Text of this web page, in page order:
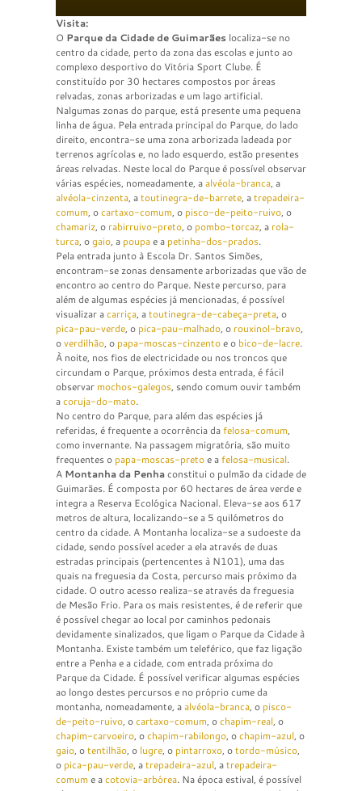
Visita:
O Parque da Cidade de Guimarães localiza-se no
centro da cidade, perto da zona das escolas e junto ao
complexo desportivo do Vitória Sport Clube. É
constituído por 30 hectares compostos por áreas
relvadas, zonas arborizadas e um lago artificial.
Nalgumas zonas do parque, está presente uma pequena
linha de água. Pela entrada principal do Parque, do lado
direito, encontra-se uma zona arborizada ladeada por
terrenos agrícolas e, no lado esquerdo, estão presentes
áreas relvadas. Neste local do Parque é possível observar
várias espécies, nomeadamente, aalvéola-branca, a
alvéola-cinzenta, atoutinegra-de-barrete, atrepadeira-
comum, ocartaxo-comum, o pisco-de-peito-ruivo, o
chamariz, o rabirruivo-preto, o pombo-torcaz, a rola-
turca, ogaio, a poupae a petinha-dos-prados.
Pela entrada junto à Escola Dr. Santos Simões,
encontram-se zonas densamente arborizadas que vão de
encontro ao centro do Parque. Neste percurso, para
além de algumas espécies já mencionadas, é possível
visualizar acarriça, atoutinegra-de-cabeça-preta, o
pica-pau-verde, o pica-pau-malhado, o rouxinol-bravo,
overdilhão, o papa-moscas-cinzentoe o bico-de-lacre.
À noite, nos fios de electricidade ou nos troncos que
circundam o Parque, próximos desta entrada, é fácil
observar mochos-galegos, sendo comum ouvir também
acoruja-do-mato.
No centro do Parque, para além das espécies já
referidas, é frequente a ocorrência dafelosa-comum,
como invernante. Na passagem migratória, são muito
frequentes o papa-moscas-pretoe afelosa-musical.
A Montanha da Penhaconstitui o pulmão da cidade de
Guimarães. É composta por 60 hectares de área verde e
integra a Reserva Ecológica Nacional. Eleva-se aos 617
metros de altura, localizando-se a 5 quilómetros do
centro da cidade. A Montanha localiza-se a sudoeste da
cidade, sendo possível aceder a ela através de duas
estradas principais (pertencentes à N101), uma das
quais na freguesia da Costa, percurso mais próximo da
cidade. O outro acesso realiza-se através da freguesia
de Mesão Frio. Para os mais resistentes, é de referir que
é possível chegar ao local por caminhos pedonais
devidamente sinalizados, que ligam o Parque da Cidade à
Montanha. Existe também um teleférico, que faz ligação
entre a Penha e a cidade, com entrada próxima do
Parque da Cidade. É possível verificar algumas espécies
ao longo destes percursos e no próprio cume da
montanha, nomeadamente, aalvéola-branca, o pisco-
de-peito-ruivo, ocartaxo-comum, ochapim-real, o
chapim-carvoeiro, ochapim-rabilongo, ochapim-azul, o
gaio, otentilhão, o lugre, o pintarroxo, otordo-músico,
o pica-pau-verde, atrepadeira-azul, atrepadeira-
comum e acotovia-arbórea. Na época estival, é possível